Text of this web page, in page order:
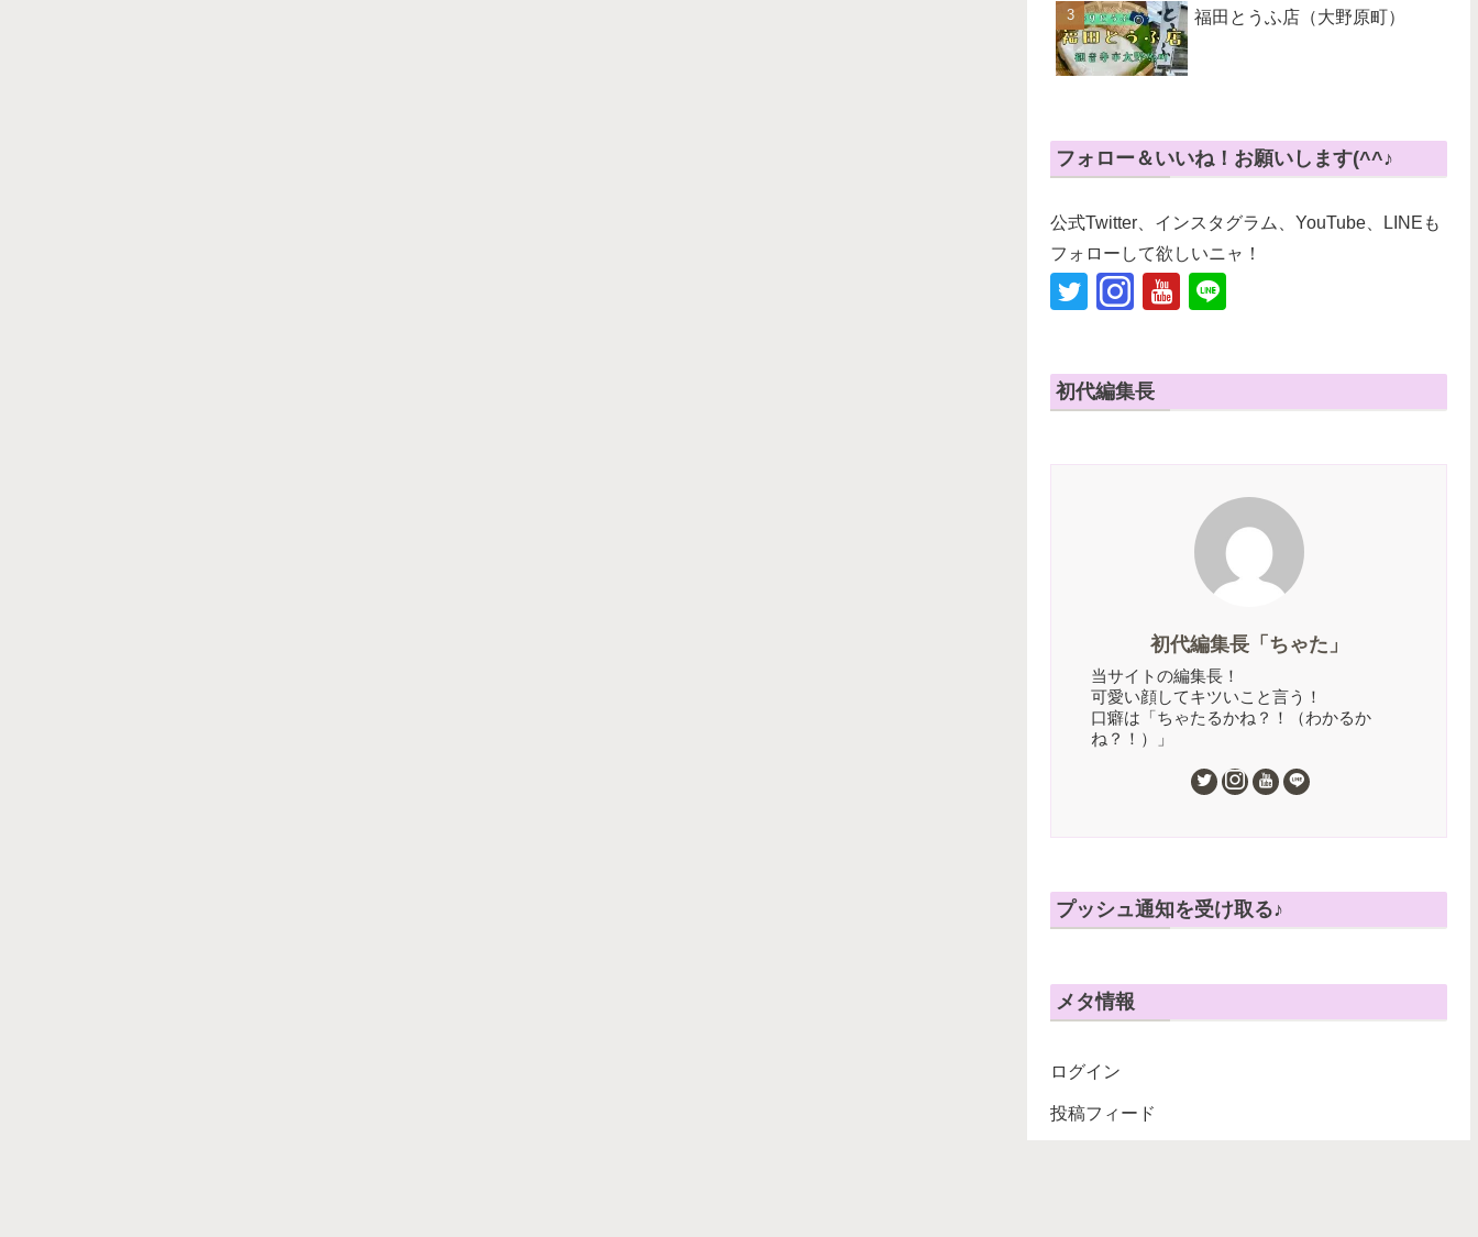
福田とうふ店（大野原町）
フォロー＆いいね！お願いします(^^♪
公式Twitter、インスタグラム、YouTube、LINEも
フォローして欲しいニャ！
初代編集長
初代編集長「ちゃた」
当サイトの編集長！
可愛い顔してキツいこと言う！
口癖は「ちゃたるかね？！（わかるか
ね？！）」
プッシュ通知を受け取る♪
メタ情報
ログイン
投稿フィード